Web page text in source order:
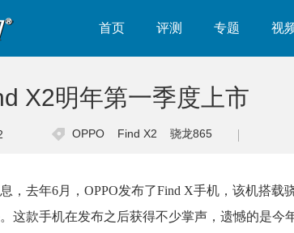
首页 评测 专题 视
X2明年第一季度上市
OPPO Find X2 骁龙865
，去年6月，OPPO发布了Find X手机，该机搭
这款手机在发布之后获得不少掌声，遗憾的是今